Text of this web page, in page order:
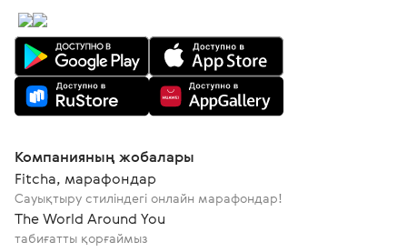
Компанияның жобалары
Fitcha, марафондар
Сауықтыру стиліндегі онлайн марафондар!
The World Around You
табиғатты қорғаймыз